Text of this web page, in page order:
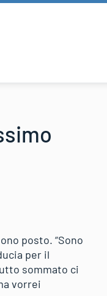
posto. “Sono
per il
sommato ci
vorrei